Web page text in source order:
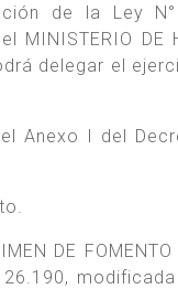
de la Ley
MINISTERIO
delegar el
Anexo I del
DE FOMENTO